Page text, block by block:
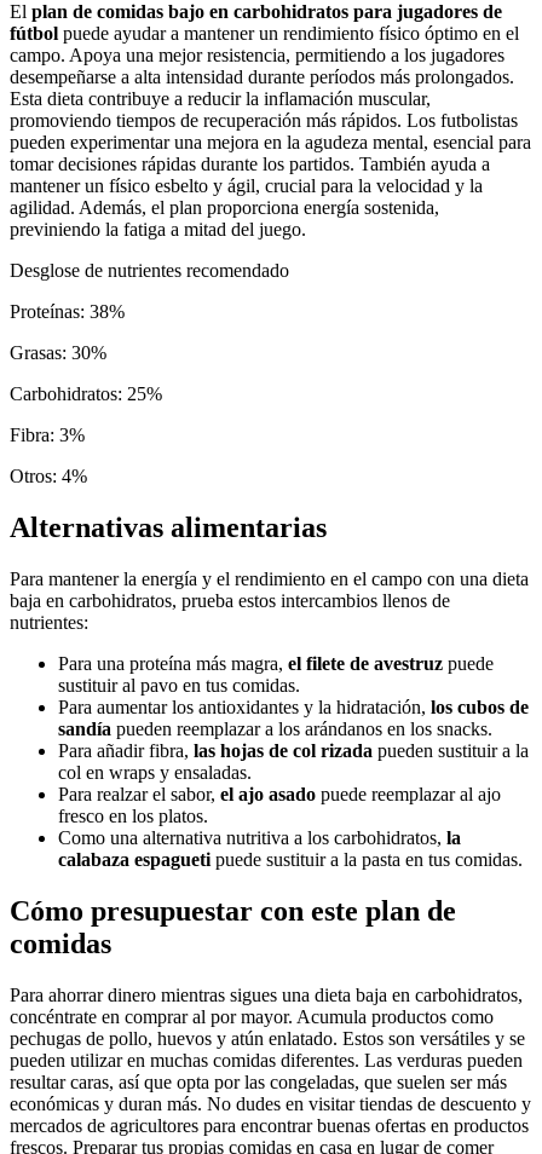
El plan de comidas bajo en carbohidratos para jugadores de
fútbol puede ayudar a mantener un rendimiento físico óptimo en el
campo. Apoya una mejor resistencia, permitiendo a los jugadores
desempeñarse a alta intensidad durante períodos más prolongados.
Esta dieta contribuye a reducir la inflamación muscular,
promoviendo tiempos de recuperación más rápidos. Los futbolistas
pueden experimentar una mejora en la agudeza mental, esencial para
tomar decisiones rápidas durante los partidos. También ayuda a
mantener un físico esbelto y ágil, crucial para la velocidad y la
agilidad. Además, el plan proporciona energía sostenida,
previniendo la fatiga a mitad del juego.
Desglose de nutrientes recomendado
Proteínas: 38%
Grasas: 30%
Carbohidratos: 25%
Fibra: 3%
Otros: 4%
Alternativas alimentarias
Para mantener la energía y el rendimiento en el campo con una dieta
baja en carbohidratos, prueba estos intercambios llenos de
nutrientes:
Para una proteína más magra, el filete de avestruz puede
sustituir al pavo en tus comidas.
Para aumentar los antioxidantes y la hidratación, los cubos de
sandía pueden reemplazar a los arándanos en los snacks.
Para añadir fibra, las hojas de col rizada pueden sustituir a la
col en wraps y ensaladas.
Para realzar el sabor, el ajo asado puede reemplazar al ajo
fresco en los platos.
Como una alternativa nutritiva a los carbohidratos, la
calabaza espagueti puede sustituir a la pasta en tus comidas.
Cómo presupuestar con este plan de
comidas
Para ahorrar dinero mientras sigues una dieta baja en carbohidratos,
concéntrate en comprar al por mayor. Acumula productos como
pechugas de pollo, huevos y atún enlatado. Estos son versátiles y se
pueden utilizar en muchas comidas diferentes. Las verduras pueden
resultar caras, así que opta por las congeladas, que suelen ser más
económicas y duran más. No dudes en visitar tiendas de descuento y
mercados de agricultores para encontrar buenas ofertas en productos
frescos. Preparar tus propias comidas en casa en lugar de comer